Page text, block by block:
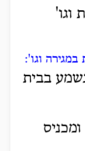
וגו'
במגירה וגו':
בבית